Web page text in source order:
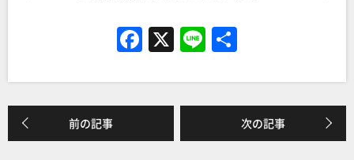
F
c
e
b
X Li
e
前の記事 次の記事